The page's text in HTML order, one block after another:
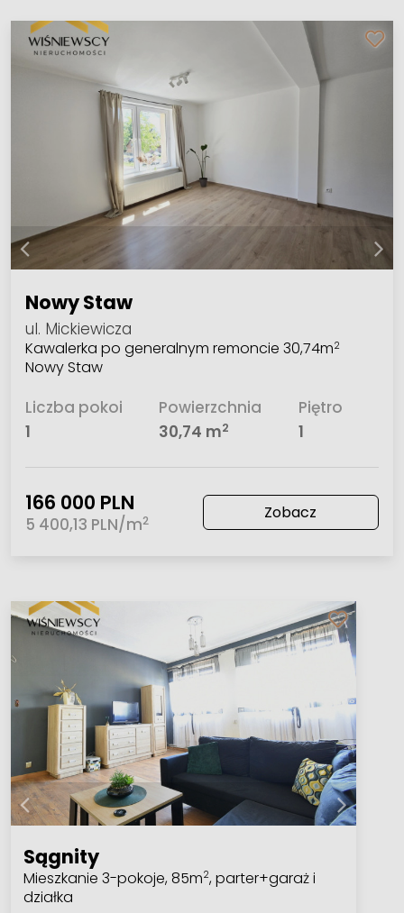
Nowy Staw
ul. Mickiewicza
Kawalerka po generalnym remoncie 30,74m2
Nowy Staw
Liczba pokoi
1
Powierzchnia
30,74 m2
Piętro
1
166 000 PLN
5 400,13 PLN/m2 Zobacz
Sągnity
Mieszkanie 3-pokoje, 85m2, parter+garaż i
działka